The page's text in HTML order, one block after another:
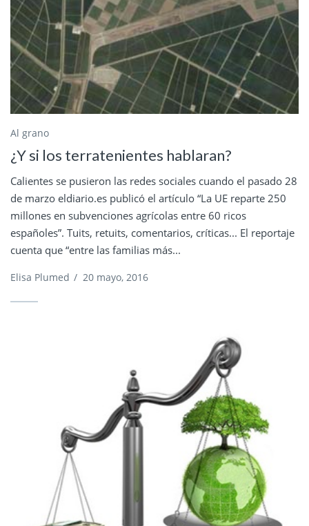
Al grano
¿Y si los terratenientes hablaran?
Calientes se pusieron las redes sociales cuando el pasado 28
de marzo eldiario.es publicó el artículo “La UE reparte 250
millones en subvenciones agrícolas entre 60 ricos
españoles”. Tuits, retuits, comentarios, críticas... El reportaje
cuenta que “entre las familias más...
Elisa Plumed / 20 mayo, 2016